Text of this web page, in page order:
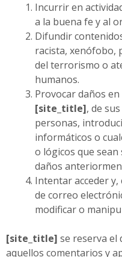
Incurrir en
a la buena fe y al
Difundir
racista, xenófobo,
del terrorismo o
humanos.
Provocar daños
[site_title], de
personas,
informáticos o
o lógicos que
daños
Intentar acceder
de correo
modificar o
[site_title] se reserva el
aquellos comentarios y